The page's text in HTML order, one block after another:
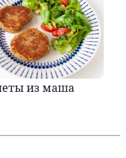
из маша